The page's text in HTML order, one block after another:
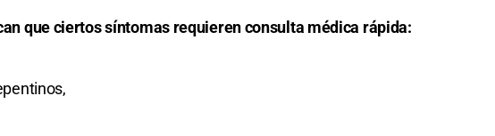
que ciertos síntomas requieren consulta médica rápida: